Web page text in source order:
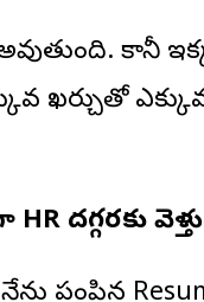
అవుతుంది. కానీ
ఖర్చుతో
దగ్గరకు
పంపిన